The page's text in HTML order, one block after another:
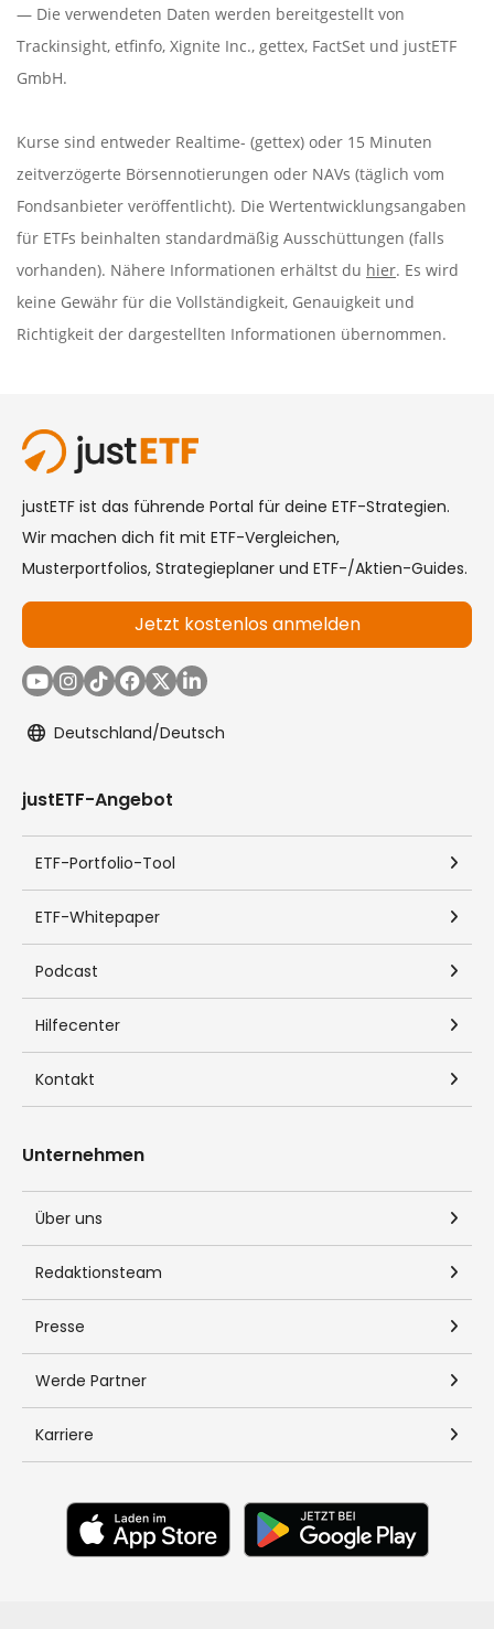
— Die verwendeten Daten werden bereitgestellt von
Trackinsight, etfinfo, Xignite Inc., gettex, FactSet und justETF
GmbH.
Kurse sind entweder Realtime- (gettex) oder 15 Minuten
zeitverzögerte Börsennotierungen oder NAVs (täglich vom
Fondsanbieter veröffentlicht). Die Wertentwicklungsangaben
für ETFs beinhalten standardmäßig Ausschüttungen (falls
vorhanden). Nähere Informationen erhältst du hier. Es wird
keine Gewähr für die Vollständigkeit, Genauigkeit und
Richtigkeit der dargestellten Informationen übernommen.